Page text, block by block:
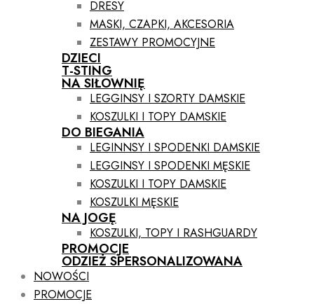
DRESY
MASKI, CZAPKI, AKCESORIA
ZESTAWY PROMOCYJNE
DZIECI
T-STING
NA SIŁOWNIĘ
LEGGINSY I SZORTY DAMSKIE
KOSZULKI I TOPY DAMSKIE
DO BIEGANIA
LEGINNSY I SPODENKI DAMSKIE
LEGGINSY I SPODENKI MĘSKIE
KOSZULKI I TOPY DAMSKIE
KOSZULKI MĘSKIE
NA JOGĘ
KOSZULKI, TOPY I RASHGUARDY
PROMOCJE
ODZIEŻ SPERSONALIZOWANA
NOWOŚCI
PROMOCJE